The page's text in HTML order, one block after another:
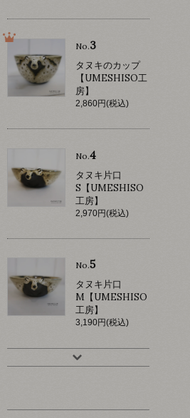
No.3
タヌキのカップ
【UMESHISO工
房】
2,860円(税込)
No.4
タヌキ片口
S【UMESHISO
工房】
2,970円(税込)
No.5
タヌキ片口
M【UMESHISO
工房】
3,190円(税込)